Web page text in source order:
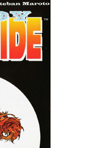
Physics)
Physics)